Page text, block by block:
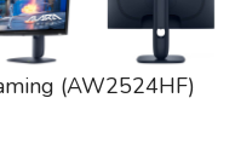
(AW2524HF)